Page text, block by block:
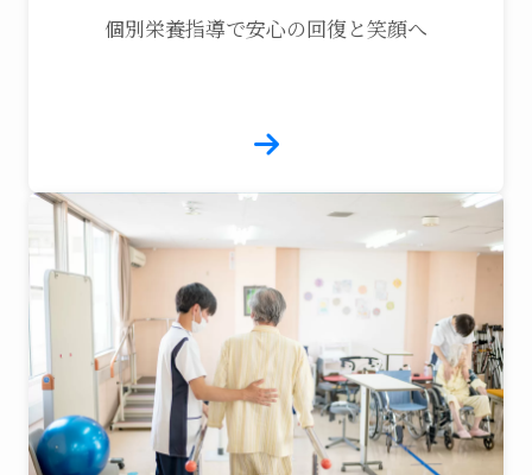
個別栄養指導で安心の回復と笑顔へ